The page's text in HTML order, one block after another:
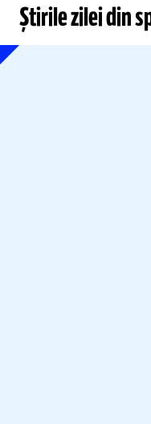
Știrile zilei din